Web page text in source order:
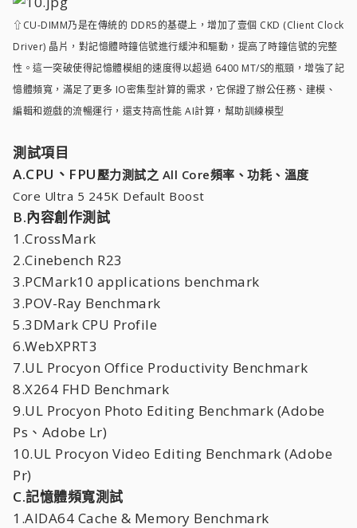
⇧CU-DIMM乃是在傳統的 DDR5的基礎上，增加了壹個 CKD (Client Clock
Driver) 晶片，對記憶體時鐘信號進行緩沖和驅動，提高了時鐘信號的完整
性。這一突破使得記憶體模組的速度得以超過 6400 MT/S的瓶頸，增強了記
憶體頻寬，滿足了更多 IO密集型計算的需求，它保證了辦公任務、建模、
編輯和遊戲的流暢運行，還支持高性能 AI計算，幫助訓練模型
測試項目
A.CPU、FPU壓力測試之 All Core頻率、功耗、溫度
Core Ultra 5 245K Default Boost
B.內容創作測試
1.CrossMark
2.Cinebench R23
3.PCMark10 applications benchmark
3.POV-Ray Benchmark
5.3DMark CPU Profile
6.WebXPRT3
7.UL Procyon Office Productivity Benchmark
8.X264 FHD Benchmark
9.UL Procyon Photo Editing Benchmark (Adobe
Ps、Adobe Lr)
10.UL Procyon Video Editing Benchmark (Adobe
Pr)
C.記憶體頻寬測試
1.AIDA64 Cache & Memory Benchmark